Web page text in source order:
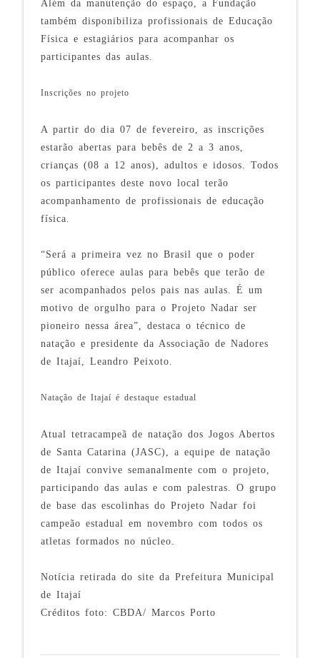
Além da manutenção do espaço, a Fundação
também disponibiliza profissionais de Educação
Física e estagiários para acompanhar os
participantes das aulas.
Inscrições no projeto
A partir do dia 07 de fevereiro, as inscrições
estarão abertas para bebês de 2 a 3 anos,
crianças (08 a 12 anos), adultos e idosos. Todos
os participantes deste novo local terão
acompanhamento de profissionais de educação
física.
“Será a primeira vez no Brasil que o poder
público oferece aulas para bebês que terão de
ser acompanhados pelos pais nas aulas. É um
motivo de orgulho para o Projeto Nadar ser
pioneiro nessa área”, destaca o técnico de
natação e presidente da Associação de Nadores
de Itajaí, Leandro Peixoto.
Natação de Itajaí é destaque estadual
Atual tetracampeã de natação dos Jogos Abertos
de Santa Catarina (JASC), a equipe de natação
de Itajaí convive semanalmente com o projeto,
participando das aulas e com palestras. O grupo
de base das escolinhas do Projeto Nadar foi
campeão estadual em novembro com todos os
atletas formados no núcleo.
Notícia retirada do site da Prefeitura Municipal
de Itajaí
Créditos foto: CBDA/ Marcos Porto